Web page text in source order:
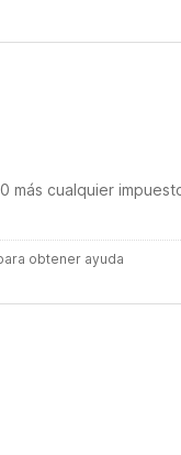
más cualquier
obtener ayuda